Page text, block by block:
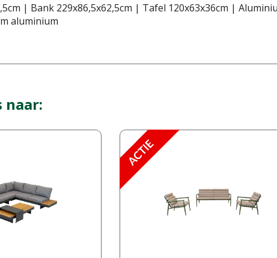
| Bank 229x86,5x62,5cm | Tafel 120x63x36cm |
aluminium
naar: